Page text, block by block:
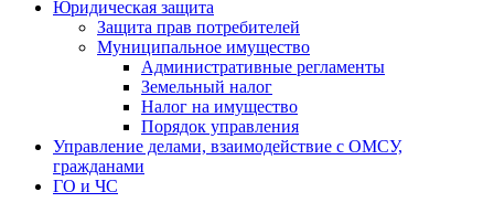
Юридическая защита
Защита прав потребителей
Муниципальное имущество
Административные регламенты
Земельный налог
Налог на имущество
Порядок управления
Управление делами, взаимодействие с ОМСУ,
гражданами
ГО и ЧС